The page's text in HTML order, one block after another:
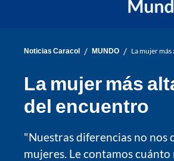
Noticias Caracol / MUNDO / La mujer
La mujer más
del encuentro
"Nuestras diferencias no nos
mujeres. Le contamos cuánto